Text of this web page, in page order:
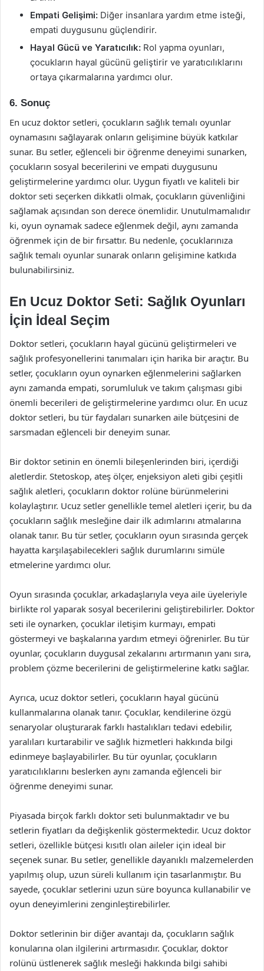
Empati Gelişimi: Diğer insanlara yardım etme isteği,
empati duygusunu güçlendirir.
Hayal Gücü ve Yaratıcılık: Rol yapma oyunları,
çocukların hayal gücünü geliştirir ve yaratıcılıklarını
ortaya çıkarmalarına yardımcı olur.
6. Sonuç
En ucuz doktor setleri, çocukların sağlık temalı oyunlar
oynamasını sağlayarak onların gelişimine büyük katkılar
sunar. Bu setler, eğlenceli bir öğrenme deneyimi sunarken,
çocukların sosyal becerilerini ve empati duygusunu
geliştirmelerine yardımcı olur. Uygun fiyatlı ve kaliteli bir
doktor seti seçerken dikkatli olmak, çocukların güvenliğini
sağlamak açısından son derece önemlidir. Unutulmamalıdır
ki, oyun oynamak sadece eğlenmek değil, aynı zamanda
öğrenmek için de bir fırsattır. Bu nedenle, çocuklarınıza
sağlık temalı oyunlar sunarak onların gelişimine katkıda
bulunabilirsiniz.
En Ucuz Doktor Seti: Sağlık Oyunları
İçin İdeal Seçim
Doktor setleri, çocukların hayal gücünü geliştirmeleri ve
sağlık profesyonellerini tanımaları için harika bir araçtır. Bu
setler, çocukların oyun oynarken eğlenmelerini sağlarken
aynı zamanda empati, sorumluluk ve takım çalışması gibi
önemli becerileri de geliştirmelerine yardımcı olur. En ucuz
doktor setleri, bu tür faydaları sunarken aile bütçesini de
sarsmadan eğlenceli bir deneyim sunar.
Bir doktor setinin en önemli bileşenlerinden biri, içerdiği
aletlerdir. Stetoskop, ateş ölçer, enjeksiyon aleti gibi çeşitli
sağlık aletleri, çocukların doktor rolüne bürünmelerini
kolaylaştırır. Ucuz setler genellikle temel aletleri içerir, bu da
çocukların sağlık mesleğine dair ilk adımlarını atmalarına
olanak tanır. Bu tür setler, çocukların oyun sırasında gerçek
hayatta karşılaşabilecekleri sağlık durumlarını simüle
etmelerine yardımcı olur.
Oyun sırasında çocuklar, arkadaşlarıyla veya aile üyeleriyle
birlikte rol yaparak sosyal becerilerini geliştirebilirler. Doktor
seti ile oynarken, çocuklar iletişim kurmayı, empati
göstermeyi ve başkalarına yardım etmeyi öğrenirler. Bu tür
oyunlar, çocukların duygusal zekalarını artırmanın yanı sıra,
problem çözme becerilerini de geliştirmelerine katkı sağlar.
Ayrıca, ucuz doktor setleri, çocukların hayal gücünü
kullanmalarına olanak tanır. Çocuklar, kendilerine özgü
senaryolar oluşturarak farklı hastalıkları tedavi edebilir,
yaralıları kurtarabilir ve sağlık hizmetleri hakkında bilgi
edinmeye başlayabilirler. Bu tür oyunlar, çocukların
yaratıcılıklarını beslerken aynı zamanda eğlenceli bir
öğrenme deneyimi sunar.
Piyasada birçok farklı doktor seti bulunmaktadır ve bu
setlerin fiyatları da değişkenlik göstermektedir. Ucuz doktor
setleri, özellikle bütçesi kısıtlı olan aileler için ideal bir
seçenek sunar. Bu setler, genellikle dayanıklı malzemelerden
yapılmış olup, uzun süreli kullanım için tasarlanmıştır. Bu
sayede, çocuklar setlerini uzun süre boyunca kullanabilir ve
oyun deneyimlerini zenginleştirebilirler.
Doktor setlerinin bir diğer avantajı da, çocukların sağlık
konularına olan ilgilerini artırmasıdır. Çocuklar, doktor
rolünü üstlenerek sağlık mesleği hakkında bilgi sahibi